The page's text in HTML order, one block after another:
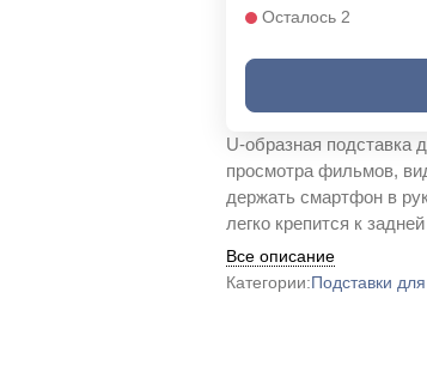
Осталось 2
U-образная
просмотра фильмов,
держать смартфон в
легко крепится к
Все описание
Категории:Подставки